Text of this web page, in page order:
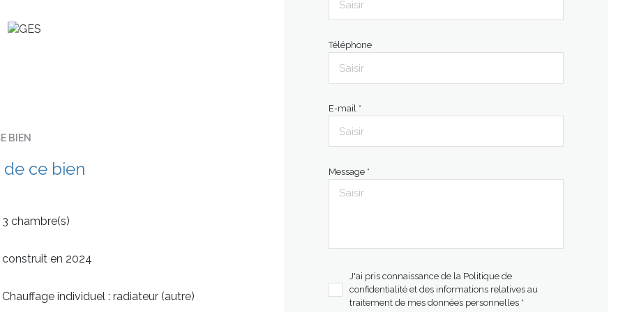
(choix de coloris), grand miroir
à nous contacter.
énergétiques et thermiques.
BIEN
ce bien
3 chambre(s)
construit en 2024
Chauffage individuel : radiateur (autre)
Téléphone
E-mail *
Message *
J'ai pris connaissance de la Politique de
confidentialité et des informations relatives au
traitement de mes données personnelles *